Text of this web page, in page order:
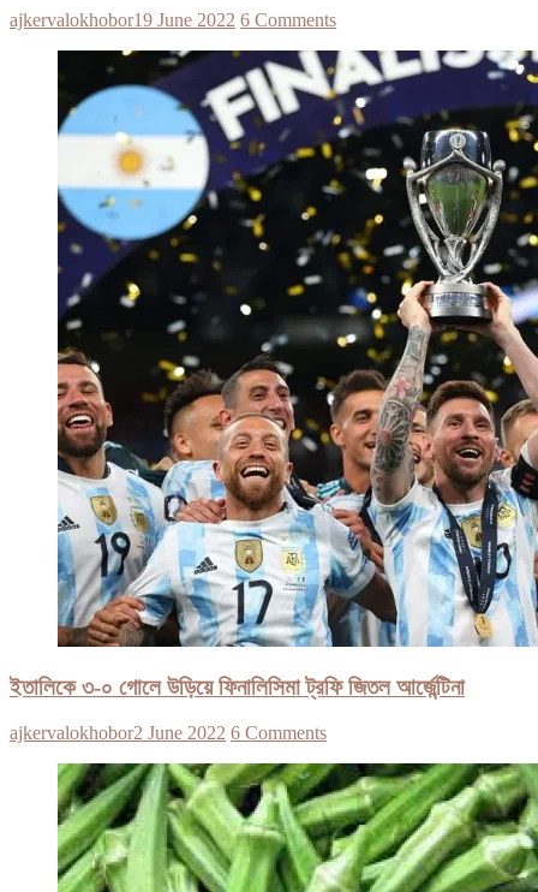
ajkervalokhobor19 June 2022 6 Comments
ইতালিকে ৩-০ গোলে উড়িয়ে ফিনালিসিমা ট্রফি জিতল আর্জেন্টিনা
ajkervalokhobor2 June 2022 6 Comments